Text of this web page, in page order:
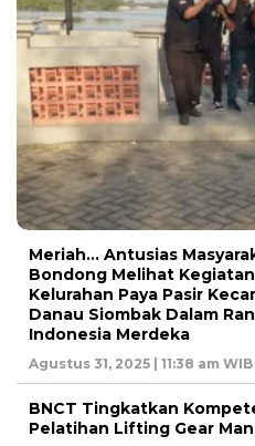
Meriah… Antusias
Bondong Melihat
Kelurahan Paya Pasir
Danau Siombak Dalam
Indonesia Merdeka
Agustus 31, 2025 | 11:38 am WIB
BNCT Tingkatkan
Pelatihan Lifting Gear